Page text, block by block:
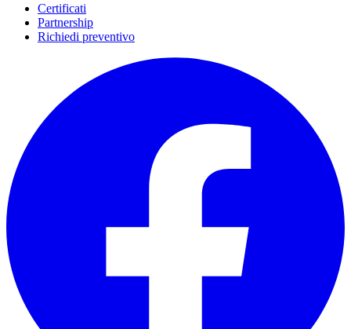
Certificati
Partnership
Richiedi preventivo